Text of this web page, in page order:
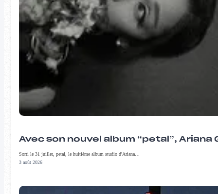
Avec son nouvel album “petal”,
Sorti le 31 juillet, petal, le huitième album studio d'Ariana…
3 août 2026